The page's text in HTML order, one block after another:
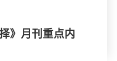
》月刊重点内